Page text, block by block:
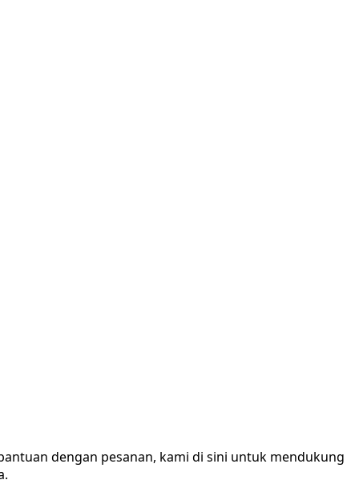
dengan pesanan, kami di sini untuk mendukung